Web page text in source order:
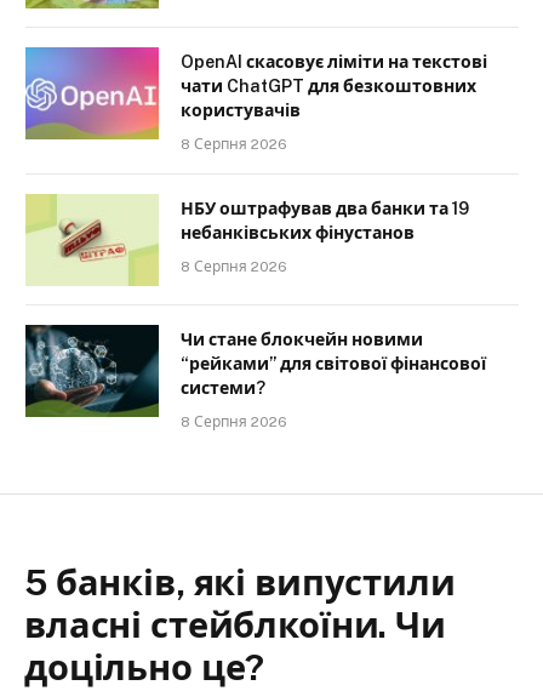
OpenAI скасовує ліміти на текстові
чати ChatGPT для безкоштовних
користувачів
8 Серпня 2026
НБУ оштрафував два банки та 19
небанківських фінустанов
8 Серпня 2026
Чи стане блокчейн новими
“рейками” для світової фінансової
системи?
8 Серпня 2026
5 банків, які випустили
власні стейблкоїни. Чи
доцільно це?